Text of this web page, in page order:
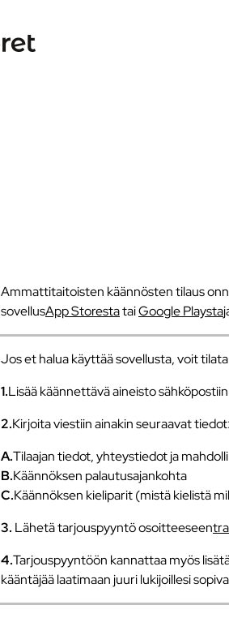
Ammattitaitoisten käännösten tilaus
sovellusApp StorestataiGoogle Playsta
Jos et halua käyttää sovellusta, voit
1.Lisää käännettävä aineisto
2.Kirjoita viestiin ainakin seuraavat tiedot:
A.Tilaajan tiedot, yhteystiedot ja
B.Käännöksen palautusajankohta
C.Käännöksen kieliparit (mistä kielistä
3. Lähetä tarjouspyyntö osoitteeseen
4.Tarjouspyyntöön kannattaa myös
kääntäjää laatimaan juuri lukijoillesi